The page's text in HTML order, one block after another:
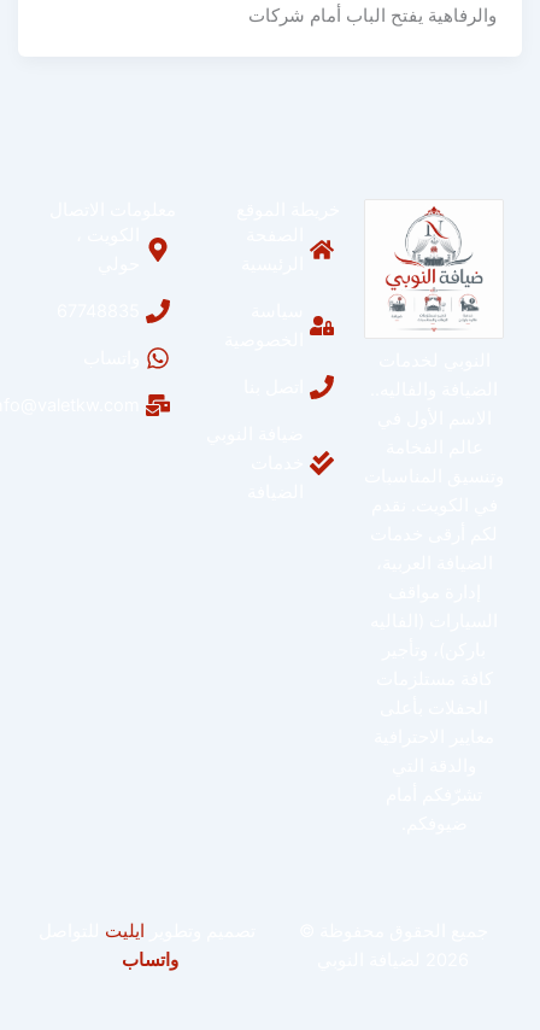
والرفاهية يفتح الباب أمام شركات
الرئيسية
الخصوصية
اتصل بنا
خدمات
67748835
واتساب
info@valetkw.com
ايليتللتواصل
واتساب